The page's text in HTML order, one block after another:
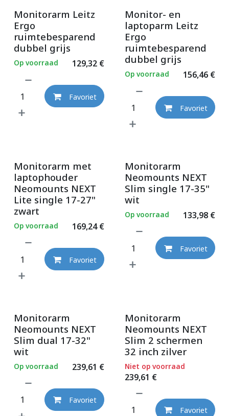
Monitorarm Leitz
Ergo
ruimtebesparend
dubbel grijs
129,32€
Op voorraad
Favoriet
Monitor- en
laptoparm Leitz
Ergo
ruimtebesparend
dubbel grijs
156,46€
Op voorraad
Favoriet
Monitorarm met
laptophouder
Neomounts NEXT
Lite single 17-27"
zwart
169,24€
Op voorraad
Favoriet
Monitorarm
Neomounts NEXT
Slim single 17-35"
wit
133,98€
Op voorraad
Favoriet
Monitorarm
Neomounts NEXT
Slim dual 17-32"
wit
239,61 €
Op voorraad
Favoriet
Monitorarm
Neomounts NEXT
Slim 2 schermen
32 inch zilver
239,61 €
Niet op voorraad
Favoriet